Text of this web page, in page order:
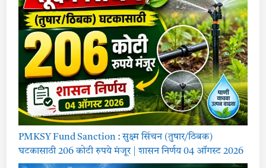
PMKSY Fund Sanction : सुक्ष्म सिंचन (तुषार/ठिबक)
घटकासाठी 206 कोटी रुपये मंजूर | शासन निर्णय 04 ऑगस्ट 2026